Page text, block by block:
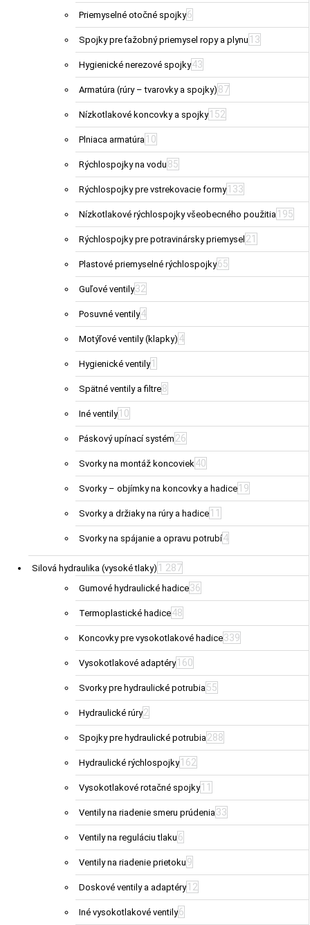
Priemyselné otočné spojky6
Spojky pre ťažobný priemysel ropy a plynu 13
Hygienické nerezové spojky43
Armatúra (rúry – tvarovky a spojky) 87
Nízkotlakové koncovky a spojky 152
Plniaca armatúra 10
Rýchlospojky na vodu 85
Rýchlospojky pre vstrekovacie formy 133
Nízkotlakové rýchlospojky všeobecného použitia 195
Rýchlospojky pre potravinársky priemysel 21
Plastové priemyselné rýchlospojky65
Guľové ventily32
Posuvné ventily4
Motýľové ventily (klapky) 4
Hygienické ventily 1
Spätné ventily a filtre8
Iné ventily 10
Páskový upínací systém 26
Svorky na montáž koncoviek40
Svorky – objímky na koncovky a hadice 19
Svorky a držiaky na rúry a hadice 11
Svorky na spájanie a opravu potrubí4
Silová hydraulika (vysoké tlaky) 1 287
Gumové hydraulické hadice36
Termoplastické hadice48
Koncovky pre vysokotlakové hadice339
Vysokotlakové adaptéry 160
Svorky pre hydraulické potrubia55
Hydraulické rúry2
Spojky pre hydraulické potrubia288
Hydraulické rýchlospojky 162
Vysokotlakové rotačné spojky 11
Ventily na riadenie smeru prúdenia33
Ventily na reguláciu tlaku 6
Ventily na riadenie prietoku 9
Doskové ventily a adaptéry 12
Iné vysokotlakové ventily6